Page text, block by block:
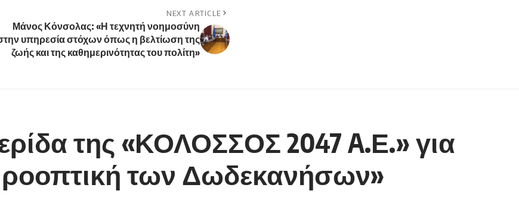
NEXT ARTICLE
Μάνος Κόνσολας: «Η τεχνητή νοημοσύνη
υπηρεσία στόχων όπως η βελτίωση της
ζωής και της καθημερινότητας του πολίτη»
της «ΚΟΛΟΣΣΟΣ 2047 A.Ε.» για
των Δωδεκανήσων»